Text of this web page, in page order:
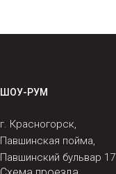
ШОУ-РУМ
г. Красногорск,
Павшинская пойма,
Павшинский бульвар 17